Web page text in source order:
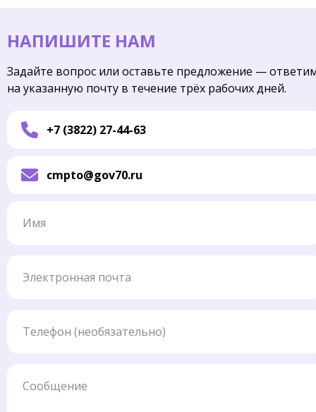
НАПИШИТЕ НАМ
Задайте вопрос или оставьте предложение —
на указанную почту в течение трёх рабочих дней.
+7 (3822) 27-44-63
cmpto@gov70.ru